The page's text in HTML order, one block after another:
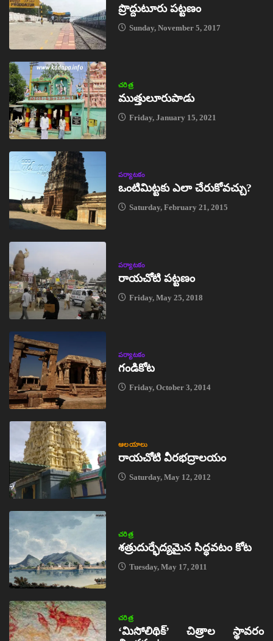
ప్రొద్దుటూరు పట్టణం
Sunday, November 5, 2017
చరిత్ర
ముత్తులూరుపాడు
Friday, January 15, 2021
పర్యాటకం
ఒంటిమిట్టకు ఎలా చేరుకోవచ్చు?
Saturday, February 21, 2015
పర్యాటకం
రాయచోటి పట్టణం
Friday, May 25, 2018
పర్యాటకం
గండికోట
Friday, October 3, 2014
ఆలయాలు
రాయచోటి వీరభద్రాలయం
Saturday, May 12, 2012
చరిత్ర
శత్రుదుర్భేద్యమైన సిద్ధవటం కోట
Tuesday, May 17, 2011
చరిత్ర
‘మిసోలిథిక్‌’ చిత్రాల స్థావరం